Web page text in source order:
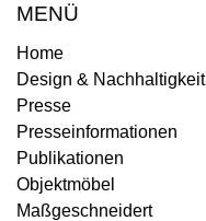
MENÜ
Home
Design & Nachhaltigkeit
Presse
Presseinformationen
Publikationen
Objektmöbel
Maßgeschneidert